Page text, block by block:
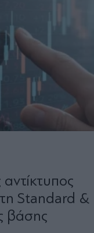
Standard &
βάσης